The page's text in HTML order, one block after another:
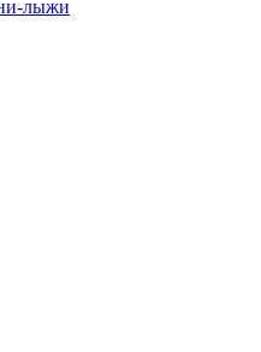
лыжи